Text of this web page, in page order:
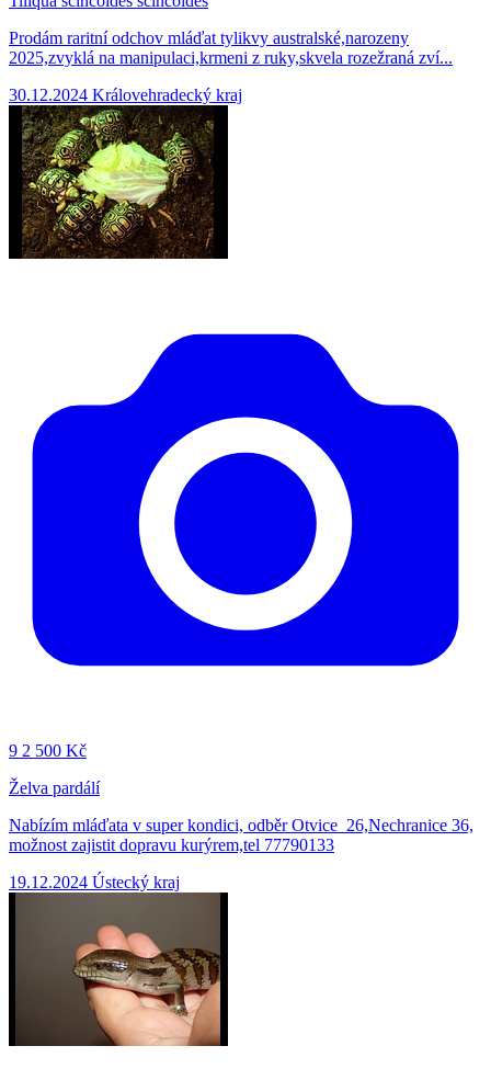
Prodám raritní odchov mláďat tylikvy australské,narozeny
2025,zvyklá na manipulaci,krmeni z ruky,skvela rozežraná zví...
30.12.2024 Královehradecký kraj
9 2 500 Kč
Želva pardálí
Nabízím mláďata v super kondici, odběr Otvice 26,Nechranice 36,
možnost zajistit dopravu kurýrem,tel 77790133
19.12.2024 Ústecký kraj